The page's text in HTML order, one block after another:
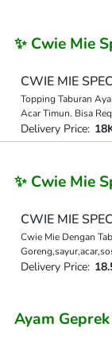
✨ Cwie Mie
CWIE MIE
Topping Taburan
Acar Timun. Bisa
Delivery Price:
✨ Cwie Mie
CWIE MIE
Cwie Mie Dengan
Delivery Price:
Ayam